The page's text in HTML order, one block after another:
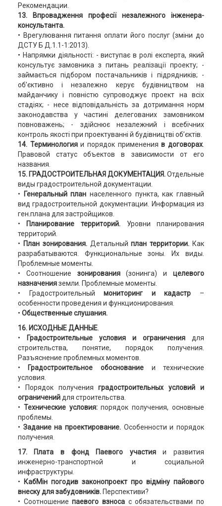
Рекомендации.
13. Впровадження професії незалежного інженера-
консультанта.
• Врегулювання питання оплати його послуг (зміни до
ДСТУ Б Д.1.1-1:2013).
• Напрямки діяльності: - виступає в ролі експерта, який
консультує замовника з питань реалізації проекту; -
займається підбором постачальників і підрядників; -
об’єктивно і незалежно керує будівництвом на
майданчику і повністю супроводжує проект на всіх
стадіях; - несе відповідальність за дотримання норм
законодавства у частині делегованих замовником
повноважень; - здійснює незалежний і всебічних
контроль якості при проектуванні й будівництві об’єктів.
14. Терминологияи порядок примененияв договорах
Правовой статус объектов в зависимости от его
названия.
15. ГРАДОСТРОИТЕЛЬНАЯ ДОКУМЕНТАЦИЯ.Отдельные
виды градостроительной документации.
•
Генеральный план населенного пункта, как главный
вид градостроительной документации. Информация из
ген.плана для застройщиков.
• Планирование территорий. Уровни планирования
территорий.
• План зонирования.Детальныйплан территории. Как
разрабатываются. Функциональные зоны. Их виды.
Проблемные моменты.
• Соотношение зонирования(зонинга) и целевого
назначенияземли. Проблемные моменты.
• Градостроительныймониторинг и кадастр –
особенности проведения и функционирования.
• Общественные слушания.
16. ИСХОДНЫЕ ДАННЫЕ.
•
Градостроительные условия и ограничения для
строительства, понятие, порядок получения.
Разъяснение проблемных моментов.
• Градостроительное обоснование и технические
условия.
• Порядок полученияградостроительных условий и
ограниченийдля строительства.
• Технические условия:порядок получения, основные
проблемы.
• Задание на проектирование. Особенности и порядок
получения.
17. Плата в фонд Паевого участияи развития
инженерно-транспортной и социальной
инфраструктуры.
•
КабМін погодив законопроект про відміну пайового
внеску для забудовників. Перспективи?
• Соотношениепаевого взноса с обязательствами по